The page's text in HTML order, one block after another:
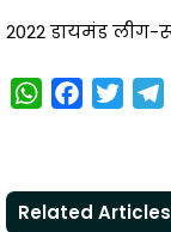
2022 डायमंड लीग-
W
t
s
e
b
t
t
g
Related Articles